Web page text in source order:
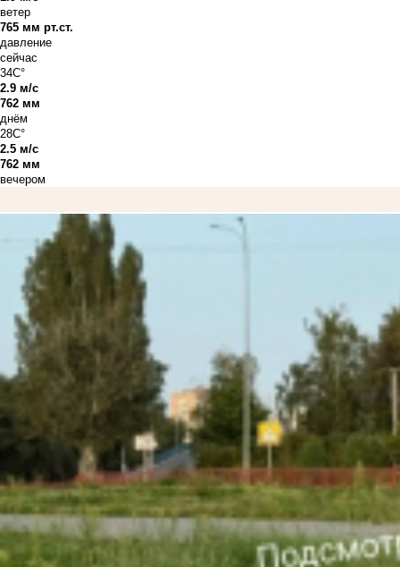
ветер
765 мм рт.ст.
давление
сейчас
34C°
2.9 м/с
762 мм
днём
28C°
2.5 м/с
762 мм
вечером